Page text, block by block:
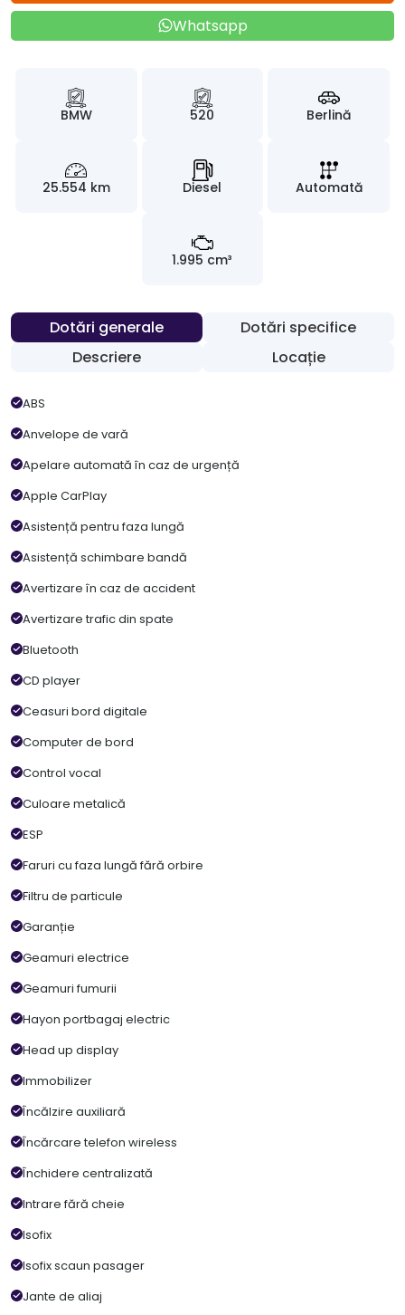
Whatsapp
BMW 520 Berlină
25.554 km Diesel Automată
1.995 cm³
Dotări generale
Dotări specifice
Descriere
Locație
ABS
Anvelope de vară
Apelare automată în caz de urgență
Apple CarPlay
Asistență pentru faza lungă
Asistență schimbare bandă
Avertizare în caz de accident
Avertizare trafic din spate
Bluetooth
CD player
Ceasuri bord digitale
Computer de bord
Control vocal
Culoare metalică
ESP
Faruri cu faza lungă fără orbire
Filtru de particule
Garanție
Geamuri electrice
Geamuri fumurii
Hayon portbagaj electric
Head up display
Immobilizer
Încălzire auxiliară
Încărcare telefon wireless
Închidere centralizată
Intrare fără cheie
Isofix
Isofix scaun pasager
Jante de aliaj